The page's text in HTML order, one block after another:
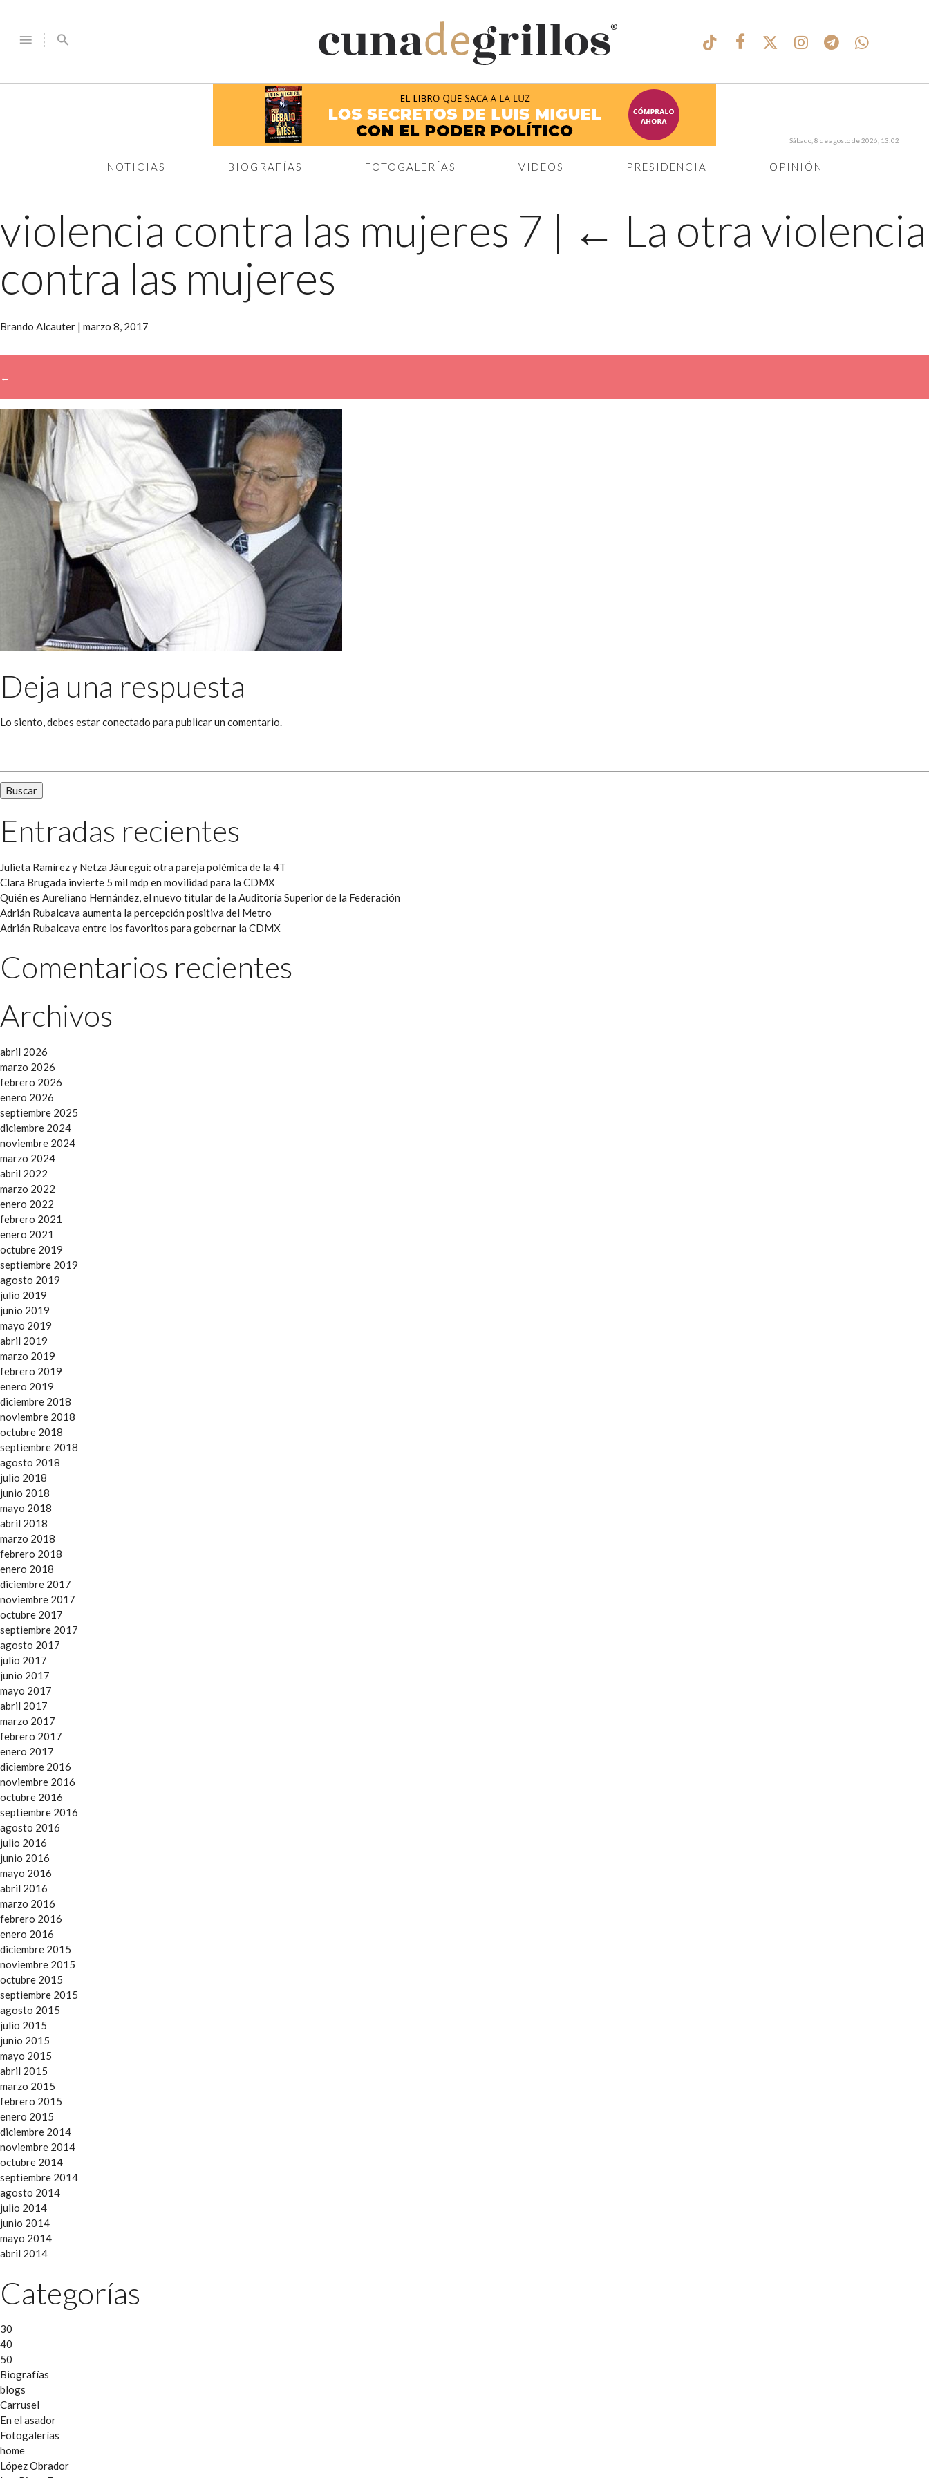
menu search
®
NOTICIAS BIOGRAFÍAS FOTOGALERÍAS VIDEOS PRESIDENCIA OPINIÓN
Sábado, 8 de agosto de 2026, 13:02
violencia contra las mujeres 7 | ← La otra violencia
contra las mujeres
Brando Alcauter | marzo 8, 2017
←
→
Deja una respuesta
Lo siento, debes estarconectado para publicar un comentario.
Entradas recientes
Julieta Ramírez y Netza Jáuregui: otra pareja polémica de la 4T
Clara Brugada invierte 5 mil mdp en movilidad para la CDMX
Quién es Aureliano Hernández, el nuevo titular de la Auditoría Superior de la Federación
Adrián Rubalcava aumenta la percepción positiva del Metro
Adrián Rubalcava entre los favoritos para gobernar la CDMX
Comentarios recientes
Archivos
abril 2026
marzo 2026
febrero 2026
enero 2026
septiembre 2025
diciembre 2024
noviembre 2024
marzo 2024
abril 2022
marzo 2022
enero 2022
febrero 2021
enero 2021
octubre 2019
septiembre 2019
agosto 2019
julio 2019
junio 2019
mayo 2019
abril 2019
marzo 2019
febrero 2019
enero 2019
diciembre 2018
noviembre 2018
octubre 2018
septiembre 2018
agosto 2018
julio 2018
junio 2018
mayo 2018
abril 2018
marzo 2018
febrero 2018
enero 2018
diciembre 2017
noviembre 2017
octubre 2017
septiembre 2017
agosto 2017
julio 2017
junio 2017
mayo 2017
abril 2017
marzo 2017
febrero 2017
enero 2017
diciembre 2016
noviembre 2016
octubre 2016
septiembre 2016
agosto 2016
julio 2016
junio 2016
mayo 2016
abril 2016
marzo 2016
febrero 2016
enero 2016
diciembre 2015
noviembre 2015
octubre 2015
septiembre 2015
agosto 2015
julio 2015
junio 2015
mayo 2015
abril 2015
marzo 2015
febrero 2015
enero 2015
diciembre 2014
noviembre 2014
octubre 2014
septiembre 2014
agosto 2014
julio 2014
junio 2014
mayo 2014
abril 2014
Categorías
30
40
50
Biografías
blogs
Carrusel
En el asador
Fotogalerías
home
López Obrador